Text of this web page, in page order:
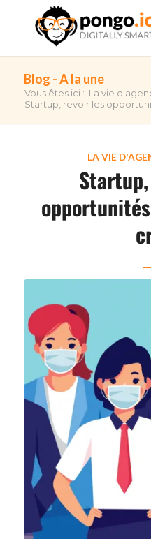
Blog - A la une
Vous êtes ici : La vie
Startup, revoir les
LA VIE